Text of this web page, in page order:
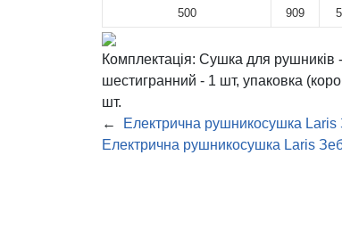
500 909
Комплектація: Сушка для рушників
шестигранний - 1 шт, упаковка
шт.
←
Електрична рушникосушка
Електрична рушникосушка Laris